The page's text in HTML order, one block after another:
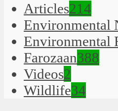
Articles214
Environmental
Environmental
Farozaan388
Videos2
Wildlife34